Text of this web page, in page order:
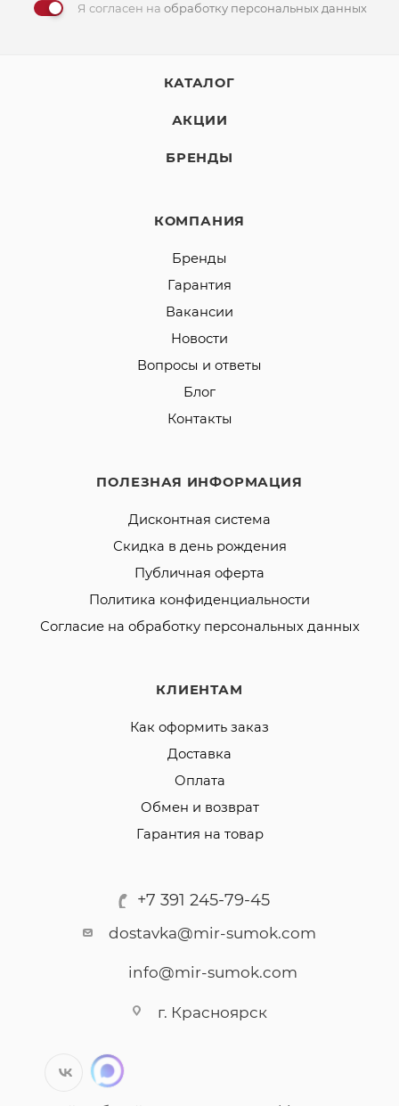
Я согласен на обработку персональных данных
КАТАЛОГ
АКЦИИ
БРЕНДЫ
КОМПАНИЯ
Бренды
Гарантия
Вакансии
Новости
Вопросы и ответы
Блог
Контакты
ПОЛЕЗНАЯ ИНФОРМАЦИЯ
Дисконтная система
Скидка в день рождения
Публичная оферта
Политика конфиденциальности
Согласие на обработку персональных данных
КЛИЕНТАМ
Как оформить заказ
Доставка
Оплата
Обмен и возврат
Гарантия на товар
+7 391 245-79-45
dostavka@mir-sumok.com
info@mir-sumok.com
г. Красноярск